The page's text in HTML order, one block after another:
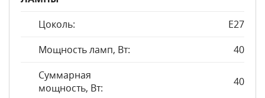
Цоколь:
E27
Мощность ламп, Вт:
40
Суммарная
мощность, Вт:
40